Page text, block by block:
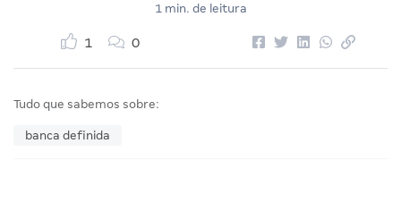
1 min. de leitura
1 0
Tudo que sabemos sobre:
banca definida